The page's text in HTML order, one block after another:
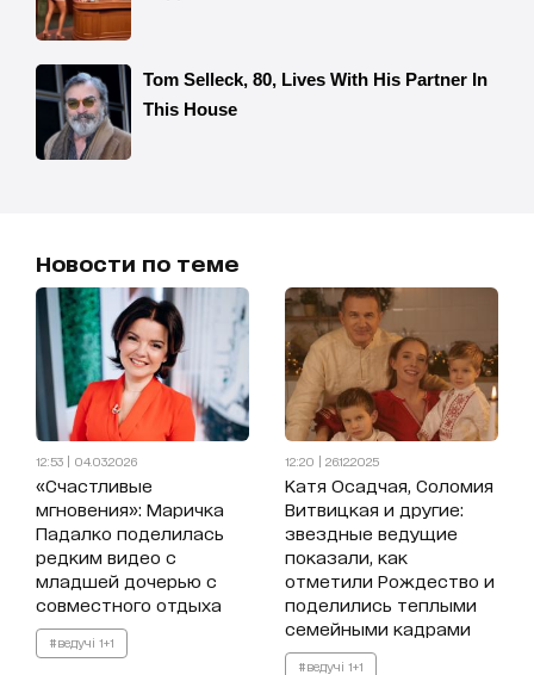
Новости по теме
12:53 | 04.03.2026
«Счастливые
мгновения»: Маричка
Падалко поделилась
редким видео с
младшей дочерью с
совместного отдыха
#ведучі 1+1
12:20 | 26.12.2025
Катя Осадчая, Соломия
Витвицкая и другие:
звездные ведущие
показали, как
отметили Рождество и
поделились теплыми
семейными кадрами
#ведучі 1+1